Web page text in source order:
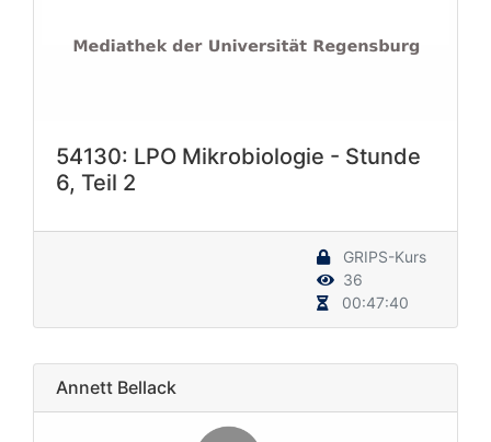
54130: LPO Mikrobiologie - Stunde
6, Teil 2
GRIPS-Kurs
36
00:47:40
Annett Bellack